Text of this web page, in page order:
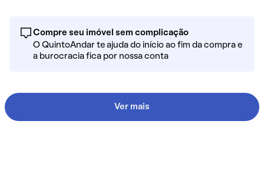
Compre seu imóvel sem complicação
O QuintoAndar te ajuda do início ao fim da compra e
a burocracia fica por nossa conta
Ver mais